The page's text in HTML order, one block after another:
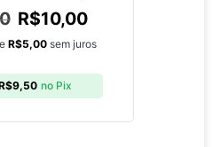
R$10,00
R$5,00sem juros
9,50 no Pix